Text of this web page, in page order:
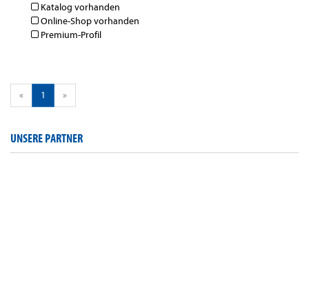
Katalog vorhanden
Online-Shop vorhanden
Premium-Profil
« 1 »
UNSERE PARTNER